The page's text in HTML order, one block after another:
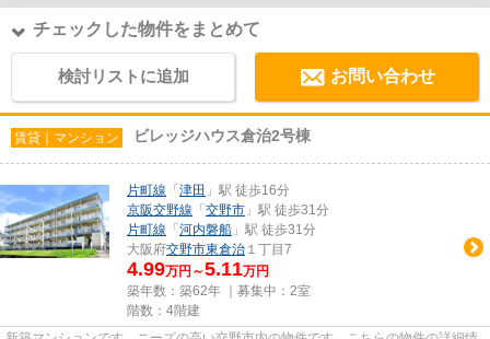
チェックした物件をまとめて
検討リストに追加 お問い合わせ
賃貸｜マンション ビレッジハウス倉治2号棟
片町線 「 津田 」駅 徒歩16分
京阪交野線 「 交野市 」駅 徒歩31分
片町線 「 河内磐船 」駅 徒歩31分
大阪府交野市東倉治 １丁目7
4.99万円～5.11万円
築年数：築62年 ｜募集中： 2室
階数：4階建